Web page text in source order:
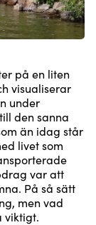
på en liten
visualiserar
under
den sanna
än idag står
livet som
var att
På så sätt
men vad
viktigt.